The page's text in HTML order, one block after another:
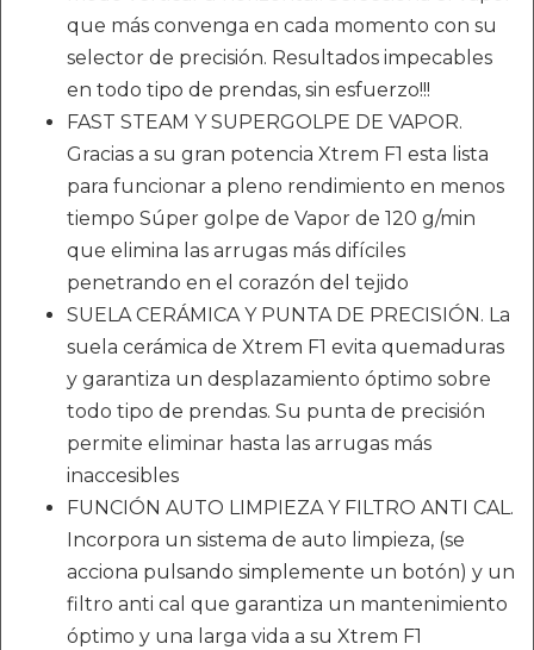
que más convenga en cada momento con su
selector de precisión. Resultados impecables
en todo tipo de prendas, sin esfuerzo!!!
FAST STEAM Y SUPERGOLPE DE VAPOR.
Gracias a su gran potencia Xtrem F1 esta lista
para funcionar a pleno rendimiento en menos
tiempo Súper golpe de Vapor de 120 g/min
que elimina las arrugas más difíciles
penetrando en el corazón del tejido
SUELA CERÁMICA Y PUNTA DE PRECISIÓN. La
suela cerámica de Xtrem F1 evita quemaduras
y garantiza un desplazamiento óptimo sobre
todo tipo de prendas. Su punta de precisión
permite eliminar hasta las arrugas más
inaccesibles
FUNCIÓN AUTO LIMPIEZA Y FILTRO ANTI CAL.
Incorpora un sistema de auto limpieza, (se
acciona pulsando simplemente un botón) y un
filtro anti cal que garantiza un mantenimiento
óptimo y una larga vida a su Xtrem F1